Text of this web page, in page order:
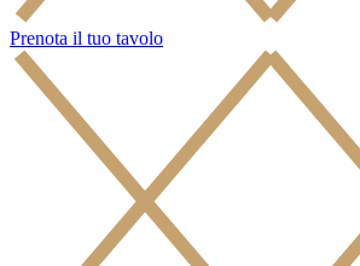
Prenota il tuo tavolo